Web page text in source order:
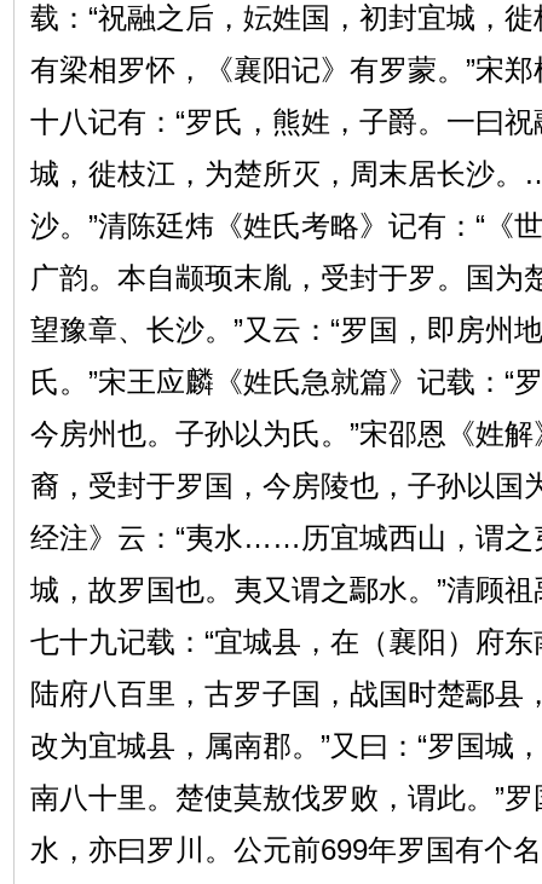
载：“祝融之后，妘姓国，初封宜城，
有梁相罗怀，《襄阳记》有罗蒙。”宋
十八记有：“罗氏，熊姓，子爵。一曰
城，徙枝江，为楚所灭，周末居长沙
沙。”清陈廷炜《姓氏考略》记有：“《
广韵。本自颛顼末胤，受封于罗。国为
望豫章、长沙。”又云：“罗国，即房州
氏。”宋王应麟《姓氏急就篇》记载：“
今房州也。子孙以为氏。”宋邵恩《姓
裔，受封于罗国，今房陵也，子孙以国
经注》云：“夷水……历宜城西山，谓之
城，故罗国也。夷又谓之鄢水。”清顾
七十九记载：“宜城县，在（襄阳）府
陆府八百里，古罗子国，战国时楚鄢县
改为宜城县，属南郡。”又曰：“罗国城
南八十里。楚使莫敖伐罗败，谓此。”
水，亦曰罗川。公元前699年罗国有个